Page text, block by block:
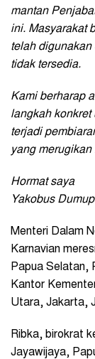
mantan
ini. Masyarakat
telah digunakan
tidak tersedia.
Kami berharap
langkah konkret
terjadi
yang
Hormat saya
Yakobus
Menteri Dalam
Karnavian
Papua Selatan,
Kantor
Utara, Jakarta,
Ribka, birokrat
Jayawijaya,